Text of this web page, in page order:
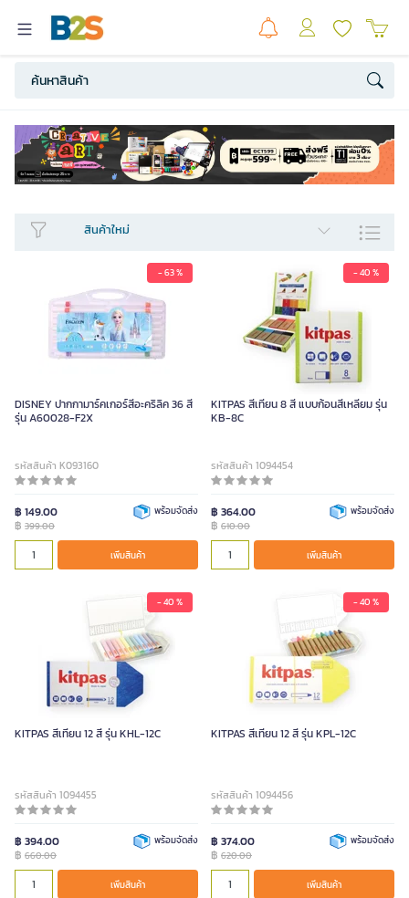
สินค้าใหม่​
- 63 %
DISNEY ปากกามาร์คเกอร์สีอะคริลิค 36 สี
รุ่น A60028-F2X
รหัสสินค้า K093160
฿ 149.00
฿ 399.00
พร้อมจัดส่ง
เพิ่มสินค้า
- 40 %
KITPAS สีเทียน 8 สี แบบก้อนสี่เหลี่ยม รุ่น
KB-8C
รหัสสินค้า 1094454
฿ 364.00
฿ 610.00
พร้อมจัดส่ง
เพิ่มสินค้า
- 40 %
KITPAS สีเทียน 12 สี รุ่น KHL-12C
รหัสสินค้า 1094455
฿ 394.00
฿ 660.00
พร้อมจัดส่ง
เพิ่มสินค้า
- 40 %
KITPAS สีเทียน 12 สี รุ่น KPL-12C
รหัสสินค้า 1094456
฿ 374.00
฿ 620.00
พร้อมจัดส่ง
เพิ่มสินค้า